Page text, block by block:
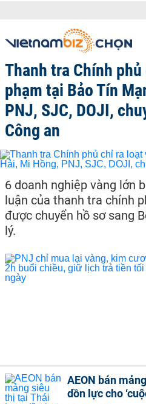
Thanh tra Chính
phạm tại Bảo Tín
PNJ, SJC, DOJI,
Công an
6 doanh nghiệp vàng lớn
luận của thanh tra chính
được chuyển hồ sơ sang
lý.
AEON bán
dồn lực cho